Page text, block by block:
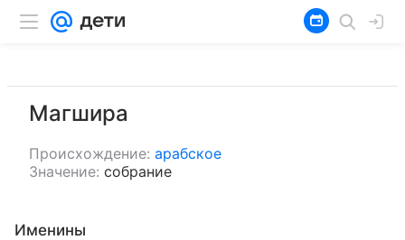
Магшира
Происхождение: арабское
Значение: собрание
Именины